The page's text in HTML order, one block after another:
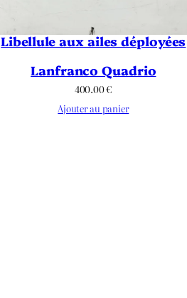
Libellule aux ailes déployées
Lanfranco Quadrio
400.00€
Ajouter au panier